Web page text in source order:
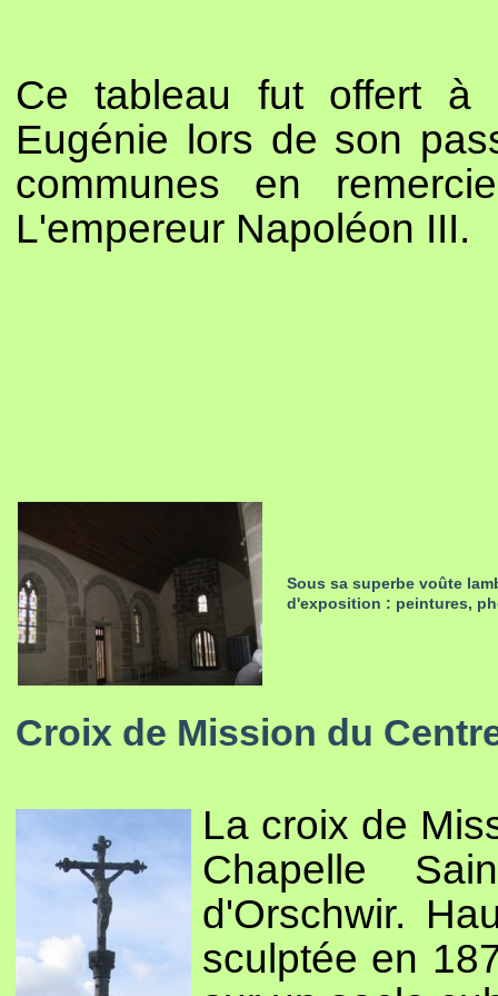
Ce tableau fut offert à
Eugénie lors de son
communes en
L'empereur Napoléon III.
Sous sa superbe voûte
d'exposition : peintures,
Croix de Mission du
La croix de
Chapelle
d'Orschwir.
sculptée en